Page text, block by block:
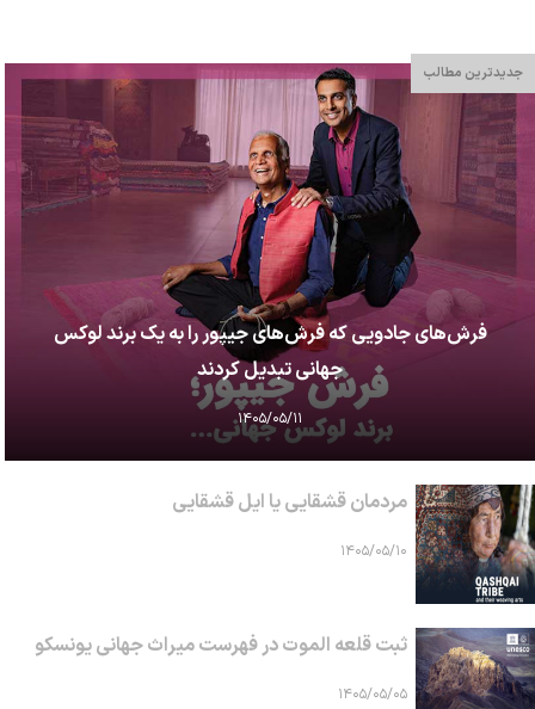
جدیدترین مطالب
فرش‌های جادویی که فرش‌های جیپور را به یک برند لوکس
جهانی تبدیل کردند
۱۴۰۵/۰۵/۱۱
مردمان قشقایی یا ایل قشقایی
۱۴۰۵/۰۵/۱۰
ثبت قلعه الموت در فهرست میراث جهانی یونسکو
۱۴۰۵/۰۵/۰۵